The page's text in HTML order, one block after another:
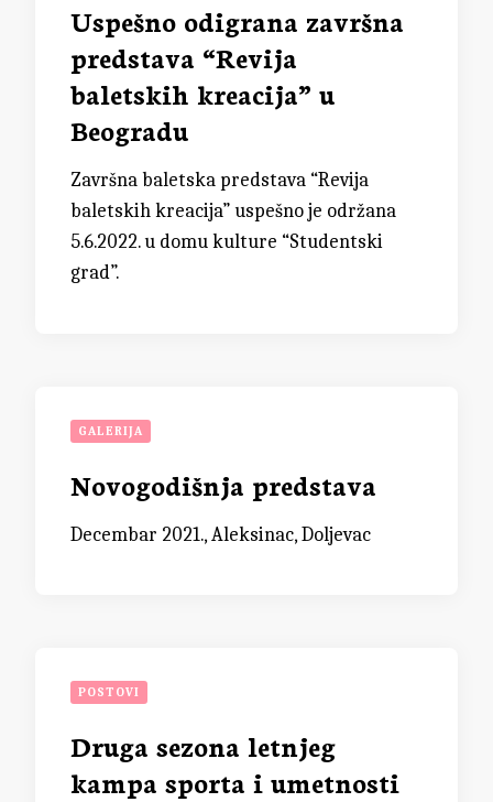
Uspešno odigrana završna
predstava “Revija
baletskih kreacija” u
Beogradu
Završna baletska predstava “Revija
baletskih kreacija” uspešno je održana
5.6.2022. u domu kulture “Studentski
grad”.
GALERIJA
Novogodišnja predstava
Decembar 2021., Aleksinac, Doljevac
POSTOVI
Druga sezona letnjeg
kampa sporta i umetnosti